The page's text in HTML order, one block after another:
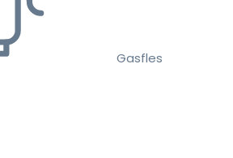
Gasfles